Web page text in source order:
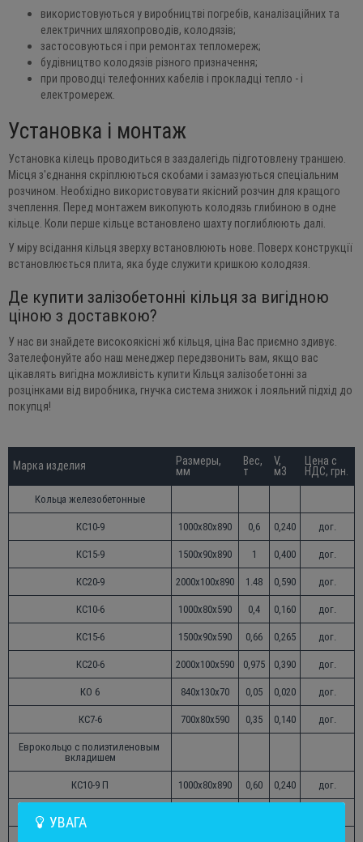
використовуються у виробництві погребів, каналізаційних та
електричних шляхопроводів, колодязів;
застосовуються і при ремонтах тепломереж;
будівництво колодязів різного призначення;
при проводці телефонних кабелів і прокладці тепло - і
електромереж.
Установка і монтаж
Установка кілець проводиться в заздалегідь підготовлену траншею.
Місця з'єднання скріплюються скобами і замазуються спеціальним
розчином. Необхідно використовувати якісний розчин для кращого
зчеплення. Перед монтажем викопують колодязь глибиною в одне
кільце. Коли перше кільце встановлено шахту поглиблюють далі.
У міру всідання кільця зверху встановлюють нове. Поверх конструкції
встановлюється плита, яка буде служити кришкою колодязя.
Де купити залізобетонні кільця за вигідною
ціною з доставкою?
У нас ви знайдете високоякісні жб кільця, ціна Вас приємно здивує.
Зателефонуйте або наш менеджер передзвонить вам, якщо вас
цікавлять вигідна можливість купити Кільця залізобетонні за
розцінками від виробника, гнучка система знижок і лояльний підхід до
покупця!
Марка изделия Размеры,
мм
Вес,
т
V,
м3
Цена с
НДС, грн.
Кольца железобетонные
КС10-9
1000х80х890 0,6 0,240
дог.
КС15-9
1500х90х890 1 0,400
дог.
КС20-9
2000х100х890 1.48 0,590
дог.
КС10-6
1000х80х590 0,4 0,160
дог.
КС15-6
1500х90х590 0,66 0,265
дог.
КС20-6
2000х100х590 0,975 0,390
дог.
КО 6
840х130х70 0,05 0,020
дог.
КС7-6
700х80х590 0,35 0,140
дог.
Еврокольцо с полиэтиленовым
вкладишем
КС10-9 П
1000х80х890 0,60 0,240
дог.
УВАГА